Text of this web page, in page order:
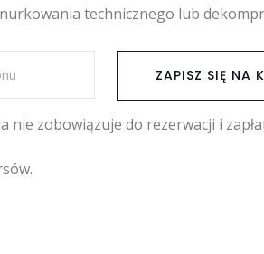
technicznego lub
ZAPISZ SIĘ NA
nie zobowiązuje do rezerwacji i